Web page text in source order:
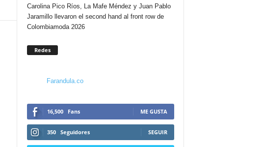
Carolina Pico Ríos, La Mafe Méndez y Juan Pablo
Jaramillo llevaron el second hand al front row de
Colombiamoda 2026
Redes
Farandula.co
16,500 Fans ME GUSTA
350 Seguidores SEGUIR